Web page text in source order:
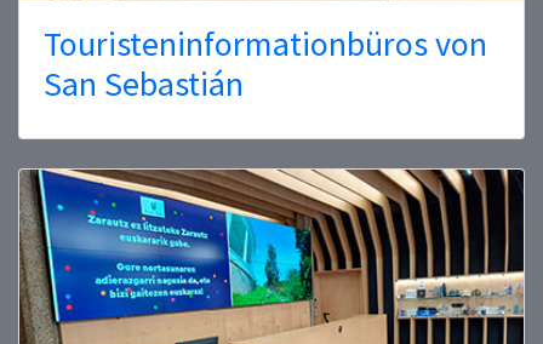
Touristeninformationbüros von
San Sebastián